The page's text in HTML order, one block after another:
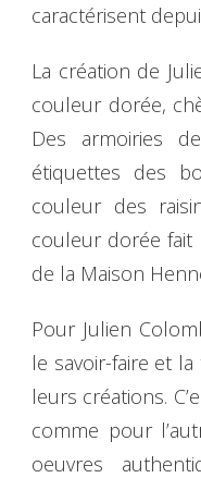
caractérisent
La création de
couleur dorée,
Des armoiries
étiquettes des
couleur des
couleur dorée fait
de la Maison
Pour Julien
le savoir-faire et
leurs créations.
comme pour
oeuvres